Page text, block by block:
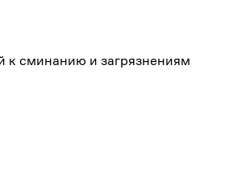
к сминанию и загрязнениям